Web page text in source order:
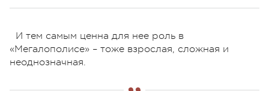
И тем самым ценна для нее роль в
«Мегалополисе» – тоже взрослая, сложная и
неоднозначная.